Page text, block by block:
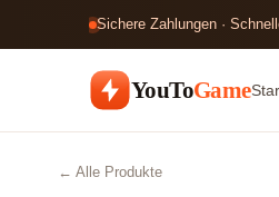
Sichere Zahlungen ·
YouToGame
← Alle Produkte